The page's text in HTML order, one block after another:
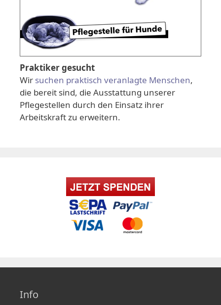
Praktiker gesucht
Wir suchen praktisch veranlagte Menschen,
die bereit sind, die Ausstattung unserer
Pflegestellen durch den Einsatz ihrer
Arbeitskraft zu erweitern.
Info